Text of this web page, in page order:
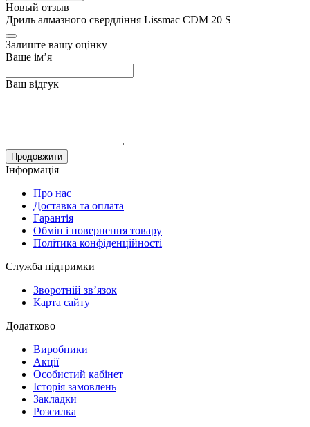
Новый отзыв
Дриль алмазного свердління Lissmac CDM 20 S
Залиште вашу оцінку
Ваше ім’я
Ваш відгук
Продовжити
Інформація
Про нас
Доставка та оплата
Гарантія
Обмін і повернення товару
Політика конфіденційності
Служба підтримки
Зворотній зв’язок
Карта сайту
Додатково
Виробники
Акції
Особистий кабінет
Історія замовлень
Закладки
Розсилка